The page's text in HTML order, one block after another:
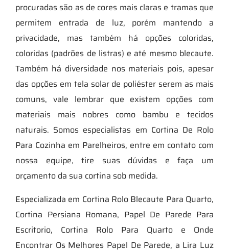
procuradas são as de cores mais claras e tramas que
permitem entrada de luz, porém mantendo a
privacidade, mas também há opções coloridas,
coloridas (padrões de listras) e até mesmo blecaute.
Também há diversidade nos materiais pois, apesar
das opções em tela solar de poliéster serem as mais
comuns, vale lembrar que existem opções com
materiais mais nobres como bambu e tecidos
naturais. Somos especialistas em Cortina De Rolo
Para Cozinha em Parelheiros, entre em contato com
nossa equipe, tire suas dúvidas e faça um
orçamento da sua cortina sob medida.
Especializada em Cortina Rolo Blecaute Para Quarto,
Cortina Persiana Romana, Papel De Parede Para
Escritorio, Cortina Rolo Para Quarto e Onde
Encontrar Os Melhores Papel De Parede, a Lira Luz